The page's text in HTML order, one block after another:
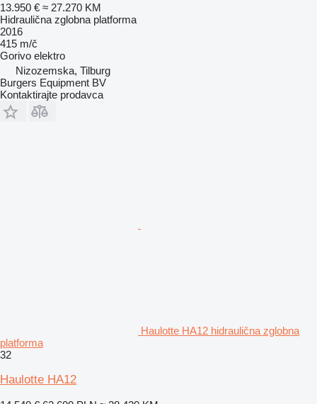
13.950 € ≈ 27.270 KM
Hidraulična zglobna platforma
2016
415 m/č
Gorivo elektro
Nizozemska, Tilburg
Burgers Equipment BV
Kontaktirajte prodavca
Haulotte HA12 hidraulična zglobna
platforma
32
Haulotte HA12